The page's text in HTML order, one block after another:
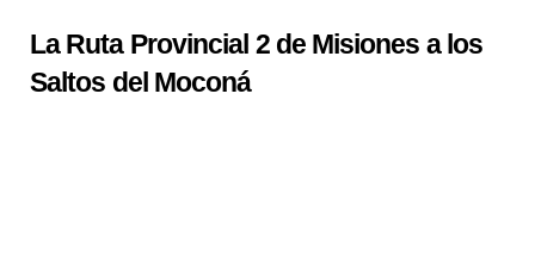
La Ruta Provincial 2 de Misiones a los
Saltos del Moconá